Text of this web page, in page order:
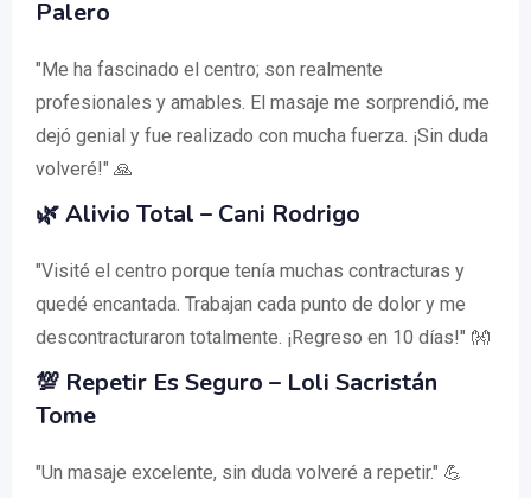
Palero
"Me ha fascinado el centro; son realmente
profesionales y amables. El masaje me sorprendió, me
dejó genial y fue realizado con mucha fuerza. ¡Sin duda
volveré!" 🙏
🌿 Alivio Total – Cani Rodrigo
"Visité el centro porque tenía muchas contracturas y
quedé encantada. Trabajan cada punto de dolor y me
descontracturaron totalmente. ¡Regreso en 10 días!" 👐
💯 Repetir Es Seguro – Loli Sacristán
Tome
"Un masaje excelente, sin duda volveré a repetir." 💪